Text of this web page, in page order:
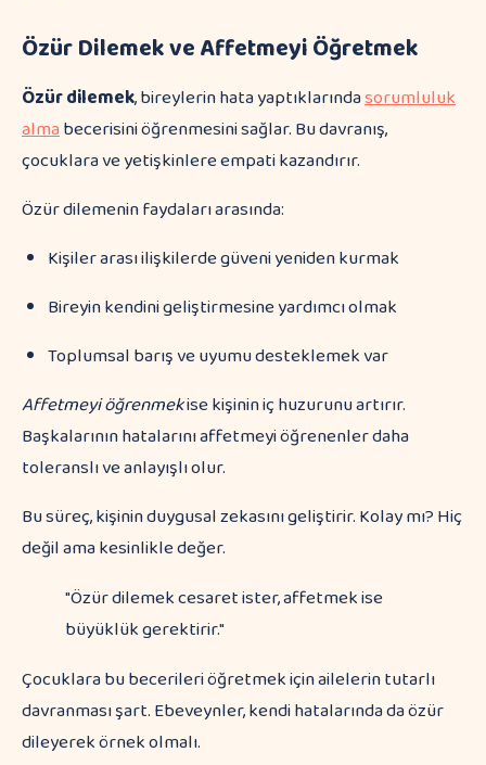
Özür Dilemek ve Affetmeyi Öğretmek
Özür dilemek, bireylerin hata yaptıklarındasorumluluk
almabecerisini öğrenmesini sağlar. Bu davranış,
çocuklara ve yetişkinlere empati kazandırır.
Özür dilemenin faydaları arasında:
Kişiler arası ilişkilerde güveni yeniden kurmak
Bireyin kendini geliştirmesine yardımcı olmak
Toplumsal barış ve uyumu desteklemek var
Affetmeyi öğrenmekise kişinin iç huzurunu artırır.
Başkalarının hatalarını affetmeyi öğrenenler daha
toleranslı ve anlayışlı olur.
Bu süreç, kişinin duygusal zekasını geliştirir. Kolay mı? Hiç
değil ama kesinlikle değer.
"Özür dilemek cesaret ister, affetmek ise
büyüklük gerektirir."
Çocuklara bu becerileri öğretmek için ailelerin tutarlı
davranması şart. Ebeveynler, kendi hatalarında da özür
dileyerek örnek olmalı.